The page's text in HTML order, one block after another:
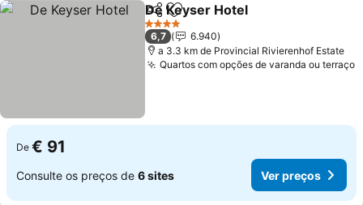
PartilharAdicionar aos favoritos
De Keyser Hotel
4 Estrelas
6,7
6.940
a 3.3 km de Provincial Rivierenhof Estate
Quartos com opções de varanda ou terraço
De € 91
Consulte os preços de 6 sites Ver preços